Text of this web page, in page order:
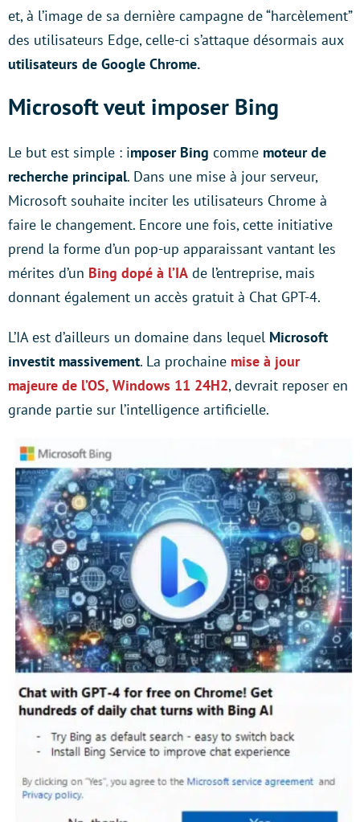
et, à l’image de sa dernière campagne de “harcèlement”
des utilisateurs Edge, celle-ci s’attaque désormais aux
utilisateurs de Google Chrome.
Microsoft veut imposer Bing
Le but est simple : imposer Bing comme moteur de
recherche principal. Dans une mise à jour serveur,
Microsoft souhaite inciter les utilisateurs Chrome à
faire le changement. Encore une fois, cette initiative
prend la forme d’un pop-up apparaissant vantant les
mérites d’un Bing dopé à l’IA de l’entreprise, mais
donnant également un accès gratuit à Chat GPT-4.
L’IA est d’ailleurs un domaine dans lequel Microsoft
investit massivement. La prochaine mise à jour
majeure de l’OS, Windows 11 24H2, devrait reposer en
grande partie sur l’intelligence artificielle.